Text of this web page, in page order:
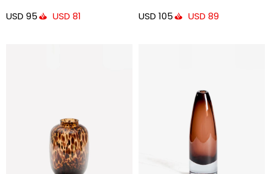
USD 95 USD 81 USD 105 USD 89